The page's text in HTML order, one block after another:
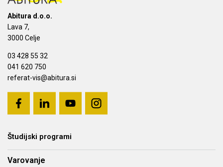
Abitura d.o.o.
Lava 7,
3000 Celje
03 428 55 32
041 620 750
referat-vis@abitura.si
Študijski programi
Varovanje